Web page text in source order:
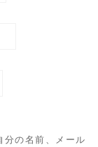
分の名前、メール